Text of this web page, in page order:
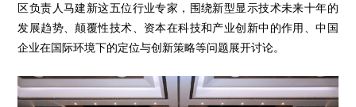
区负责人马建新这五位行业专家，围绕新型显示技术未来十年的
发展趋势、颠覆性技术、资本在科技和产业创新中的作用、中国
企业在国际环境下的定位与创新策略等问题展开讨论。